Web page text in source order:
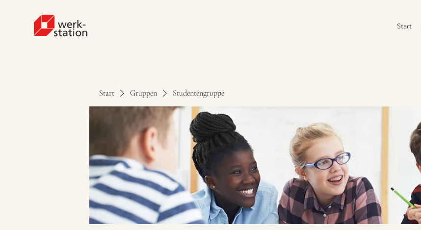
Start
Start Gruppen Studentengruppe